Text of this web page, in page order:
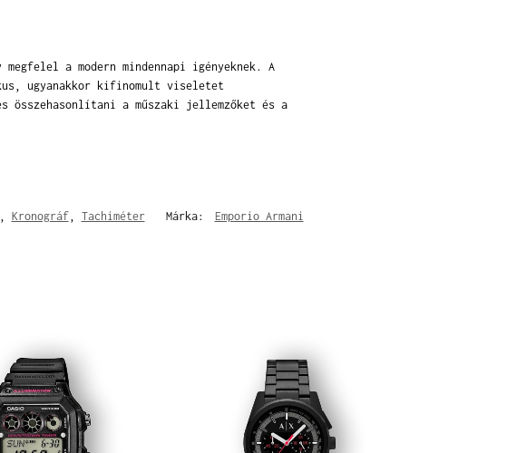
a modern mindennapi igényeknek. A
ugyanakkor kifinomult viseletet
összehasonlítani a műszaki jellemzőket és a
Kronográf, Tachiméter Márka: Emporio Armani